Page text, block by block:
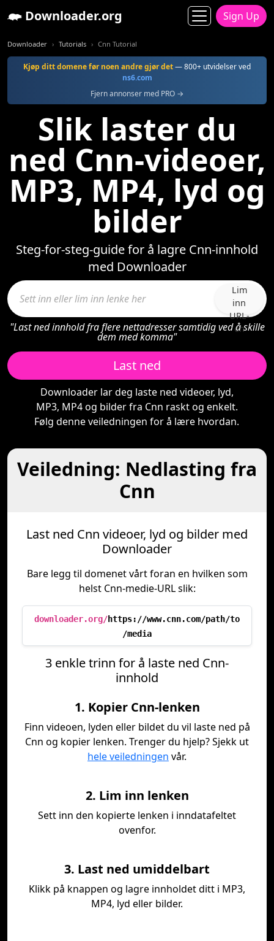
Downloader.org Sign Up
Downloader Tutorials Cnn Tutorial
Kjøp ditt domene før noen andre gjør det— 800+ utvidelser ved
ns6.com
Fjern annonser med PRO →
Slik laster du
ned Cnn-videoer,
MP3, MP4, lyd og
bilder
Steg-for-steg-guide for å lagre Cnn-innhold
med Downloader
Lim
inn
URL-
en
"Last ned innhold fra flere nettadresser samtidig ved å skille
dem med komma"
Last ned
Downloader lar deg laste ned videoer, lyd,
MP3, MP4 og bilder fra Cnn raskt og enkelt.
Følg denne veiledningen for å lære hvordan.
Veiledning: Nedlasting fra
Cnn
Last ned Cnn videoer, lyd og bilder med
Downloader
Bare legg til domenet vårt foran en hvilken som
helst Cnn-medie-URL slik:
downloader.org/https://www.cnn.com/path/to
/media
3 enkle trinn for å laste ned Cnn-
innhold
1. Kopier Cnn-lenken
Finn videoen, lyden eller bildet du vil laste ned på
Cnn og kopier lenken. Trenger du hjelp? Sjekk ut
hele veiledningen vår.
2. Lim inn lenken
Sett inn den kopierte lenken i inndatafeltet
ovenfor.
3. Last ned umiddelbart
Klikk på knappen og lagre innholdet ditt i MP3,
MP4, lyd eller bilder.